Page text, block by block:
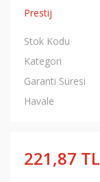
Prestij
Stok Kodu
Kategori
Garanti Süresi
Havale
221,87 TL